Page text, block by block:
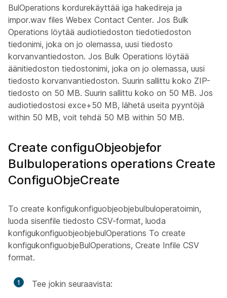
BulOperations kordurekäyttää iga hakedireja ja
impor.wav files Webex Contact Center. Jos Bulk
Operations löytää audiotiedoston tiedotiedoston
tiedonimi, joka on jo olemassa, uusi tiedosto
korvanvantiedoston. Jos Bulk Operations löytää
äänitiedoston tiedostonimi, joka on jo olemassa, uusi
tiedosto korvanvantiedoston. Suurin sallittu koko ZIP-
tiedosto on 50 MB. Suurin sallittu koko on 50 MB. Jos
audiotiedostosi exce+50 MB, lähetä useita pyyntöjä
within 50 MB, voit tehdä 50 MB within 50 MB.
Create configuObjeobjefor
Bulbuloperations operations Create
ConfiguObjeCreate
To create konfigukonfiguobjeobjebulbuloperatoimin,
luoda sisenfile tiedosto CSV-format, luoda
konfigukonfiguobjeobjebulOperations To create
konfigukonfiguobjeBulOperations, Create Infile CSV
format.
1
Tee jokin seuraavista: